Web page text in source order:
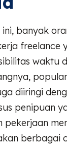
banyak
freelance
waktu
diiringi
penipuan
pekerjaan
berbagai